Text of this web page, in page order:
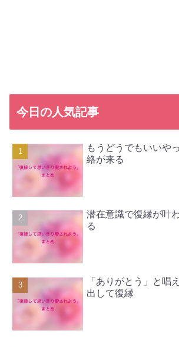
今日の人気記事
もうどうでもいいや
絡が来る
潜在意識で復縁が叶
る
「ありがとう」と唱
出して復縁